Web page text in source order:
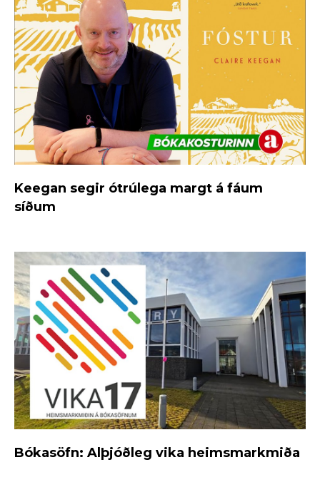
Keegan segir ótrúlega margt á fáum
síðum
Bókasöfn: Alþjóðleg vika heimsmarkmiða